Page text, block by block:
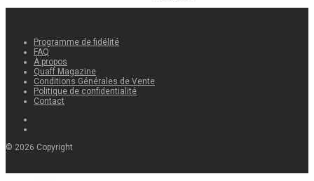
Programme de fidélité
FAQ
À propos
Quaff Magazine
Conditions Générales de Vente
Politique de confidentialité
Contact
© 2026 Copyright